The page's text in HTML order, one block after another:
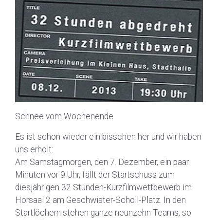
Schnee vom Wochenende
Es ist schon wieder ein bisschen her und wir haben
uns erholt:
Am Samstagmorgen, den 7. Dezember, ein paar
Minuten vor 9 Uhr, fällt der Startschuss zum
diesjährigen 32 Stunden-Kurzfilmwettbewerb im
Hörsaal 2 am Geschwister-Scholl-Platz. In den
Startlöchern stehen ganze neunzehn Teams, so